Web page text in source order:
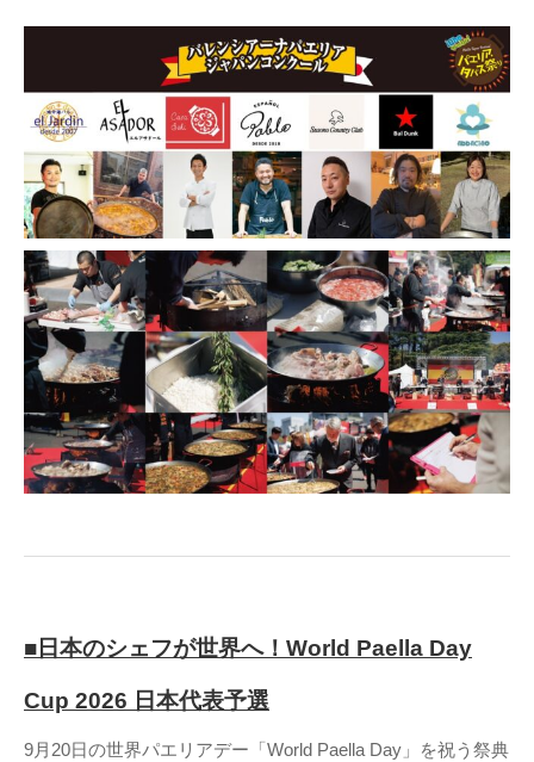
■日本のシェフが世界へ！World Paella Day
Cup 2026 日本代表予選
9月20日の世界パエリアデー「World Paella Day」を祝う祭典